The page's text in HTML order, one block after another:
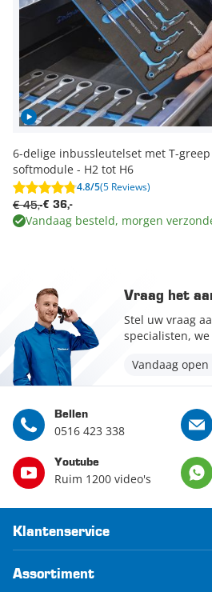
6-delige inbussleutelset met T-
softmodule - H2 tot H6
4.8/5(5 Reviews)
€ 36,-
€ 45,-
Vandaag besteld, morgen
Vraag het
Stel uw vraag
specialisten,
Vandaag
Bellen
0516 423 338
Youtube
Ruim 1200 video's
Klantenservice
Assortiment